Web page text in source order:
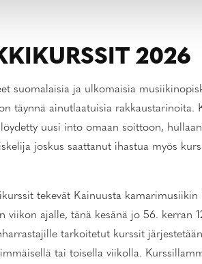
2026
suomalaisia ja ulkomaisia
täynnä ainutlaatuisia rakkaustarinoita.
uusi into omaan soittoon,
joskus saattanut ihastua myös
tekevät Kainuusta kamarimusiikin
viikon ajalle, tänä kesänä jo 56. kerran
tarkoitetut kurssit
tai toisella viikolla.